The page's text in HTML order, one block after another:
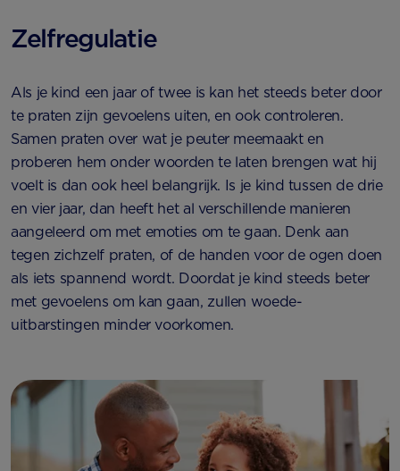
Zelfregulatie
Als je kind een jaar of twee is kan het steeds beter door
te praten zijn gevoelens uiten, en ook controleren.
Samen praten over wat je peuter meemaakt en
proberen hem onder woorden te laten brengen wat hij
voelt is dan ook heel belangrijk. Is je kind tussen de drie
en vier jaar, dan heeft het al verschillende manieren
aangeleerd om met emoties om te gaan. Denk aan
tegen zichzelf praten, of de handen voor de ogen doen
als iets spannend wordt. Doordat je kind steeds beter
met gevoelens om kan gaan, zullen woede-
uitbarstingen minder voorkomen.